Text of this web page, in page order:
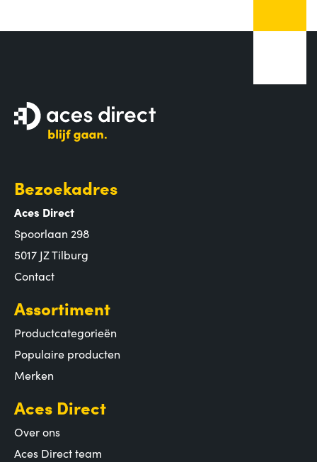
Bezoekadres
Aces Direct
Spoorlaan 298
5017 JZ Tilburg
Contact
Assortiment
Productcategorieën
Populaire producten
Merken
Aces Direct
Over ons
Aces Direct team